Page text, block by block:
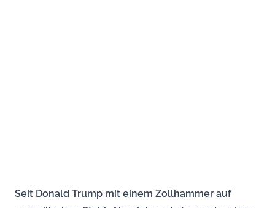
Seit Donald Trump mit einem Zollhammer auf